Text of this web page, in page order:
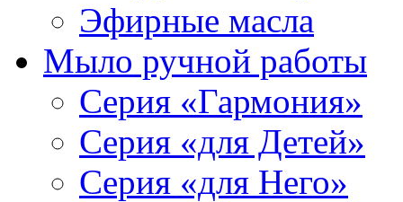
Эфирные масла
Мыло ручной работы
Серия «Гармония»
Серия «для Детей»
Серия «для Него»